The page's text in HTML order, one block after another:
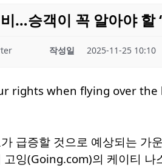
…승객이 꼭 알아야 할
작성일 2025-11-25 10:10
급증할 것으로 예상되는 가
잉(Going.com)의 케이티